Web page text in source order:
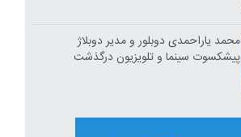
محمد یاراحمدی دوبلور و مدیر دوبلاژ
پیشکسوت سینما و تلویزیون درگذشت